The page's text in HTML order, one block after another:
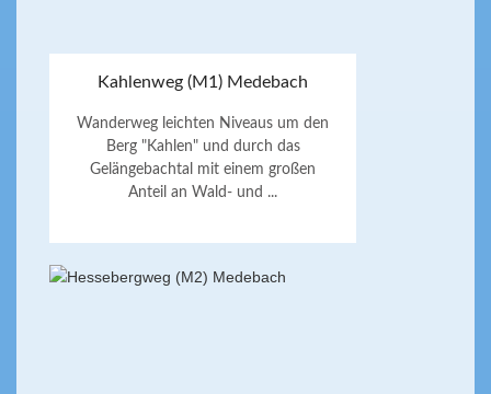
Kahlenweg (M1) Medebach
Wanderweg leichten Niveaus um den
Berg "Kahlen" und durch das
Gelängebachtal mit einem großen
Anteil an Wald- und ...